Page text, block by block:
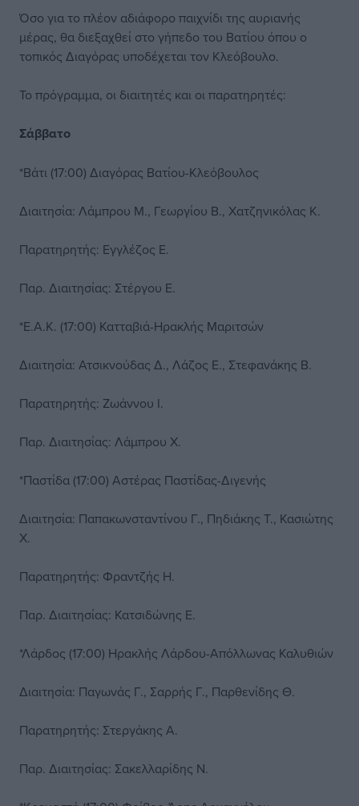
Όσο για το πλέον αδιάφορο παιχνίδι της αυριανής
μέρας, θα διεξαχθεί στο γήπεδο του Βατίου όπου ο
τοπικός Διαγόρας υποδέχεται τον Κλεόβουλο.
Το πρόγραμμα, οι διαιτητές και οι παρατηρητές:
Σάββατο
*Βάτι (17:00) Διαγόρας Βατίου-Κλεόβουλος
Διαιτησία: Λάμπρου Μ., Γεωργίου Β., Χατζηνικόλας Κ.
Παρατηρητής: Εγγλέζος Ε.
Παρ. Διαιτησίας: Στέργου Ε.
*Ε.Α.Κ. (17:00) Κατταβιά-Ηρακλής Μαριτσών
Διαιτησία: Ατσικνούδας Δ., Λάζος Ε., Στεφανάκης Β.
Παρατηρητής: Ζωάννου Ι.
Παρ. Διαιτησίας: Λάμπρου Χ.
*Παστίδα (17:00) Αστέρας Παστίδας-Διγενής
Διαιτησία: Παπακωνσταντίνου Γ., Πηδιάκης Τ., Κασιώτης
Χ.
Παρατηρητής: Φραντζής Η.
Παρ. Διαιτησίας: Κατσιδώνης Ε.
*Λάρδος (17:00) Ηρακλής Λάρδου-Απόλλωνας Καλυθιών
Διαιτησία: Παγωνάς Γ., Σαρρής Γ., Παρθενίδης Θ.
Παρατηρητής: Στεργάκης Α.
Παρ. Διαιτησίας: Σακελλαρίδης Ν.